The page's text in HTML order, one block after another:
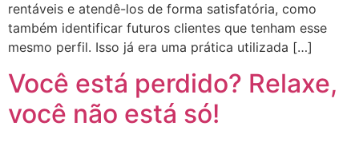
rentáveis e atendê-los de forma satisfatória, como
também identificar futuros clientes que tenham esse
mesmo perfil. Isso já era uma prática utilizada […]
Você está perdido? Relaxe,
você não está só!